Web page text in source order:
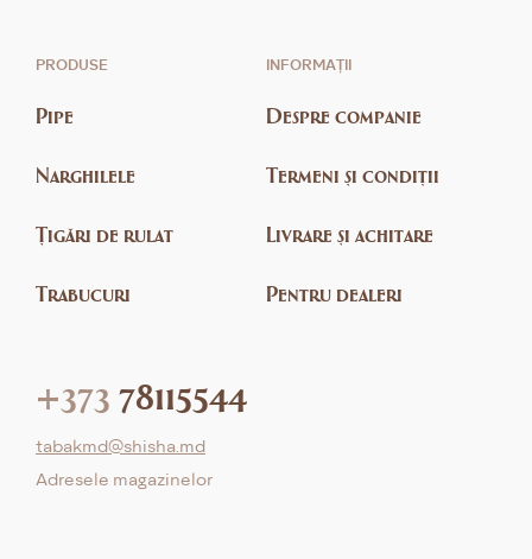
PRODUSE
Pipe
Narghilele
Țigări de rulat
Trabucuri
INFORMAȚII
Despre companie
Termeni și condiții
Livrare și achitare
Pentru dealeri
+373 78115544
tabakmd@shisha.md
Adresele magazinelor